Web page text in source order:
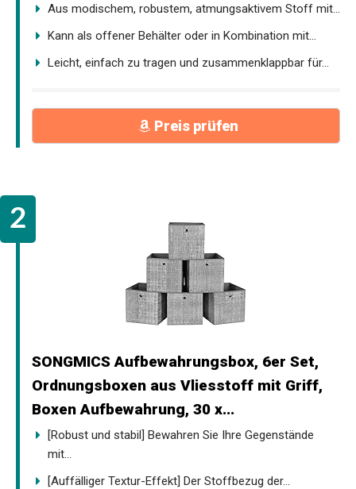
Aus modischem, robustem, atmungsaktivem Stoff mit...
Kann als offener Behälter oder in Kombination mit...
Leicht, einfach zu tragen und zusammenklappbar für...
Preis prüfen
SONGMICS Aufbewahrungsbox, 6er Set,
Ordnungsboxen aus Vliesstoff mit Griff,
Boxen Aufbewahrung, 30 x...
[Robust und stabil] Bewahren Sie Ihre Gegenstände
mit...
[Auffälliger Textur-Effekt] Der Stoffbezug der...